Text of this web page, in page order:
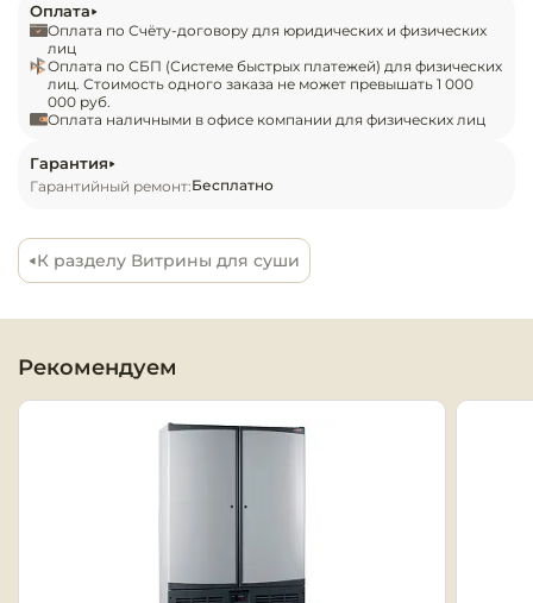
Нейтральное
общепита
Весовое
химчисток и
установлен компрессор Electrolux (хладагент
R134a);
зона выкладки из нержавеющей шлифованной
стали;
верхний и нижний испаритель;
управление посредством контроллера;
система холода — статическая;
до +10 ºC;
ночные шторки из оргстекла.
Оплата
Оплата по Счёту-договору для юридических и физических
лиц
Оплата по СБП (Системе быстрых платежей) для физических
лиц. Стоимость одного заказа не может превышать 1 000
000 руб.
Оплата наличными в офисе компании для физических лиц
Гарантия
Гарантийный ремонт:Бесплатно
К разделу Витрины для суши
Рекомендуем